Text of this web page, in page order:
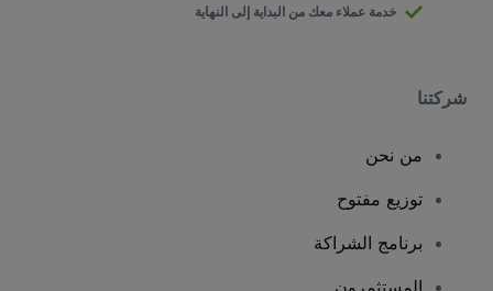
خدمة عملاء معك من البداية إلى النهاية
شركتنا
من نحن
توزيع مفتوح
برنامج الشراكة
المستثمرون